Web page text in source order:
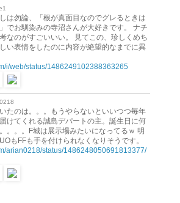
は勿論、「根が真面目なのでグレるときは
でお馴染みの寺沼さんが大好きです。 ナチ
なのがすごいいい。 見てこの、珍しくめち
い表情をしたのに内容が絶望的なまでに異
i/web/status/1486249102388363265
たのは。。。もうやらないといいつつ毎年
けてくれる誠島デパートの主。誕生日に何
。。。F城は展示場みたいになってるｗ 明
もFFも手を付けられなくなりそうです。
arian0218/status/1486248050691813377/